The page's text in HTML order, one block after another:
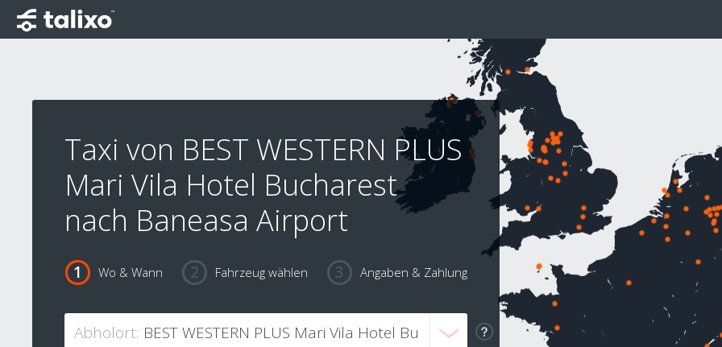
Taxi von BEST WESTERN PLUS
Mari Vila Hotel Bucharest
nach Baneasa Airport
Wo & Wann Fahrzeug wählen Angaben & Zahlung
Abholort: